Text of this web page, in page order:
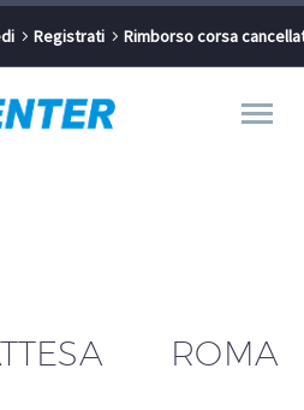
Registrati Rimborso corsa
ROMA